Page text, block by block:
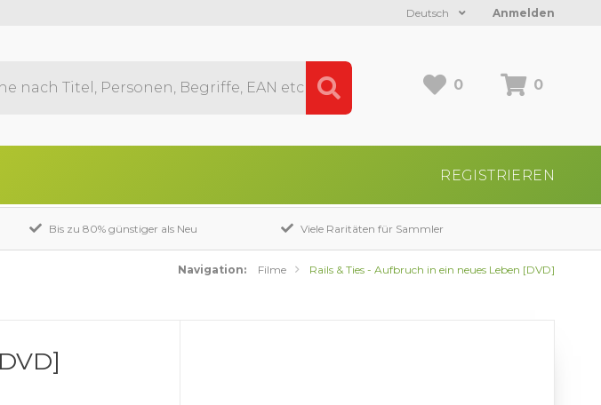
Anmelden
Deutsch
0 0
REGISTRIEREN
Bis zu 80% günstiger als Neu Viele Raritäten für Sammler
Navigation: Filme Rails & Ties - Aufbruch in ein neues Leben [DVD]